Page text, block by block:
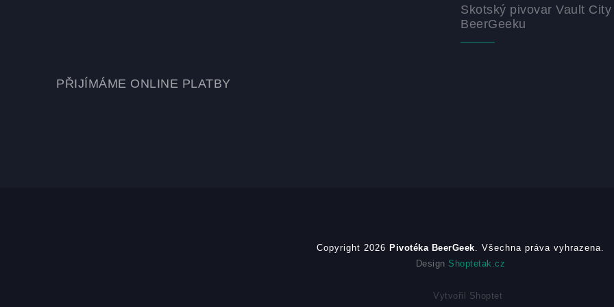
Skotský pivovar Vault City
BeerGeeku
PŘIJÍMÁME ONLINE PLATBY
Copyright 2026 Pivotéka BeerGeek. Všechna práva vyhrazena.
Design Shoptetak.cz
Vytvořil Shoptet